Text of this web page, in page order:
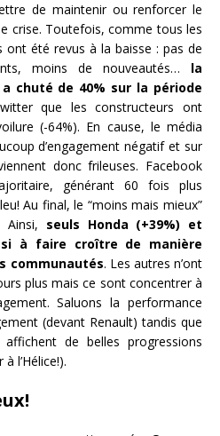
de maintenir ou renforcer le
crise. Toutefois, comme tous les
ont été revus à la baisse : pas de
moins de nouveautés… la
chuté de 40% sur la période
que les constructeurs ont
(-64%). En cause, le média
d’engagement négatif et sur
donc frileuses. Facebook
générant 60 fois plus
Au final, le “moins mais mieux”
seuls Honda (+39%) et
à faire croître de manière
communautés. Les autres n’ont
plus mais ce sont concentrer à
Saluons la performance
(devant Renault) tandis que
de belles progressions
l’Hélice!).